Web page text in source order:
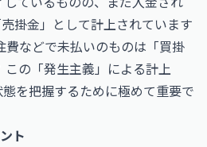
掛金」として計上されています
費などで未払いのものは「買掛
の「発生主義」による計上
を把握するために極めて重要で
ト